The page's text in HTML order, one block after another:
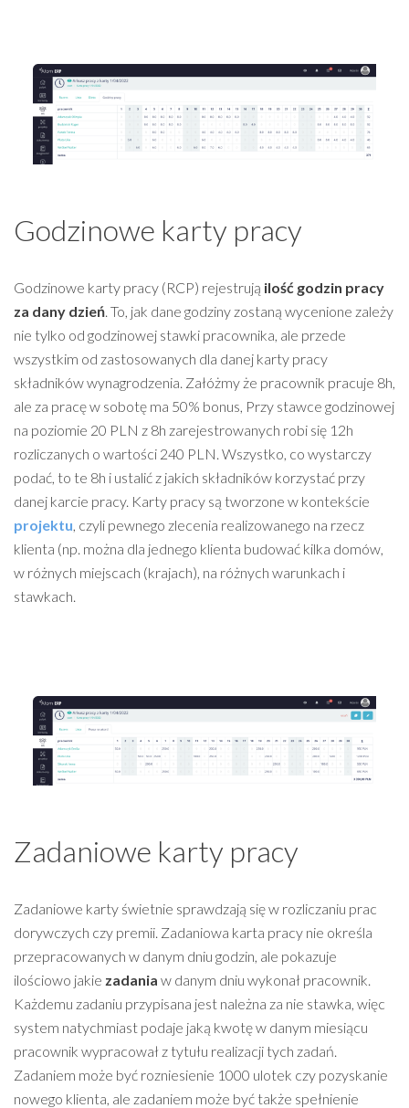
Godzinowe karty pracy
Godzinowe karty pracy (RCP) rejestrują ilość godzin pracy
za dany dzień . To, jak dane godziny zostaną wycenione zależy
nie tylko od godzinowej stawki pracownika, ale przede
wszystkim od zastosowanych dla danej karty pracy
składników wynagrodzenia. Załóżmy że pracownik pracuje 8h,
ale za pracę w sobotę ma 50% bonus, Przy stawce godzinowej
na poziomie 20 PLN z 8h zarejestrowanych robi się 12h
rozliczanych o wartości 240 PLN. Wszystko, co wystarczy
podać, to te 8h i ustalić z jakich składników korzystać przy
danej karcie pracy. Karty pracy są tworzone w kontekście
projektu , czyli pewnego zlecenia realizowanego na rzecz
klienta (np. można dla jednego klienta budować kilka domów,
w różnych miejscach (krajach), na różnych warunkach i
stawkach.
Zadaniowe karty pracy
Zadaniowe karty świetnie sprawdzają się w rozliczaniu prac
dorywczych czy premii. Zadaniowa karta pracy nie określa
przepracowanych w danym dniu godzin, ale pokazuje
ilościowo jakie zadania w danym dniu wykonał pracownik.
Każdemu zadaniu przypisana jest należna za nie stawka, więc
system natychmiast podaje jaką kwotę w danym miesiącu
pracownik wypracował z tytułu realizacji tych zadań.
Zadaniem może być rozniesienie 1000 ulotek czy pozyskanie
nowego klienta, ale zadaniem może być także spełnienie